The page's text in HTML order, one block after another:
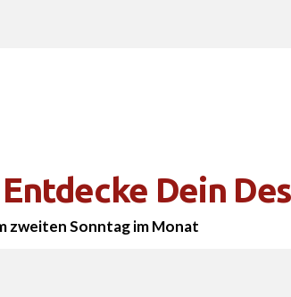
Dein
zweiten Sonntag im Monat